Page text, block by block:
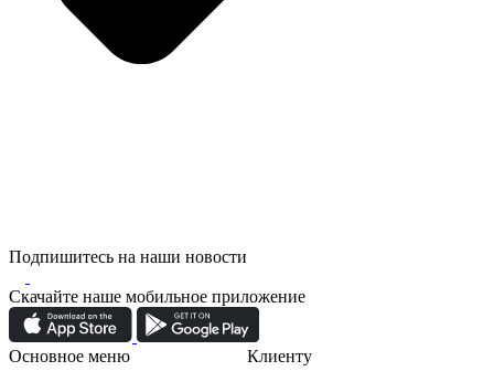
Подпишитесь на наши новости
Скачайте наше мобильное приложение
Основное меню
Клиенту